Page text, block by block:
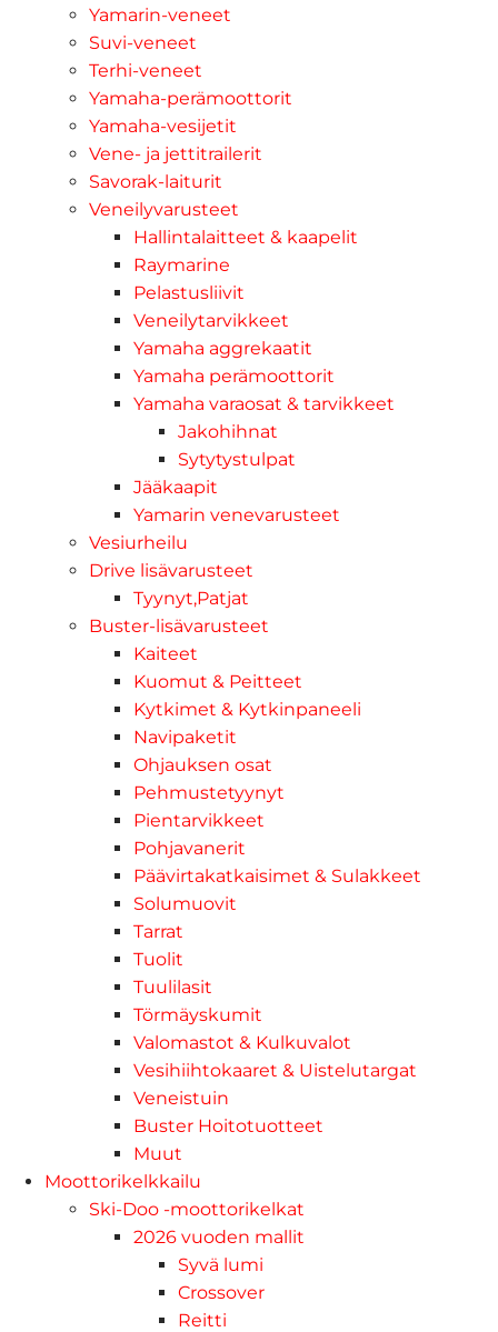
Yamarin-veneet
Suvi-veneet
Terhi-veneet
Yamaha-perämoottorit
Yamaha-vesijetit
Vene- ja jettitrailerit
Savorak-laiturit
Veneilyvarusteet
Hallintalaitteet & kaapelit
Raymarine
Pelastusliivit
Veneilytarvikkeet
Yamaha aggrekaatit
Yamaha perämoottorit
Yamaha varaosat & tarvikkeet
Jakohihnat
Sytytystulpat
Jääkaapit
Yamarin venevarusteet
Vesiurheilu
Drive lisävarusteet
Tyynyt,Patjat
Buster-lisävarusteet
Kaiteet
Kuomut & Peitteet
Kytkimet & Kytkinpaneeli
Navipaketit
Ohjauksen osat
Pehmustetyynyt
Pientarvikkeet
Pohjavanerit
Päävirtakatkaisimet & Sulakkeet
Solumuovit
Tarrat
Tuolit
Tuulilasit
Törmäyskumit
Valomastot & Kulkuvalot
Vesihiihtokaaret & Uistelutargat
Veneistuin
Buster Hoitotuotteet
Muut
Moottorikelkkailu
Ski-Doo -moottorikelkat
2026 vuoden mallit
Syvä lumi
Crossover
Reitti